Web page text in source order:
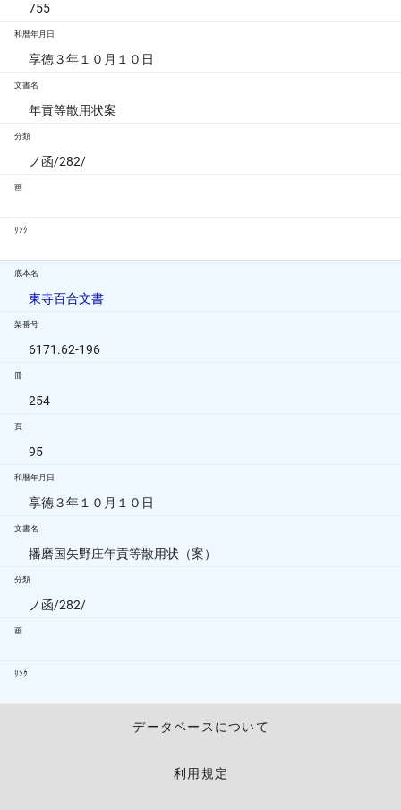
755
和暦年月日
享徳３年１０月１０日
文書名
年貢等散用状案
分類
ノ函/282/
画
ﾘﾝｸ
底本名
東寺百合文書
架番号
6171.62-196
冊
254
頁
95
和暦年月日
享徳３年１０月１０日
文書名
播磨国矢野庄年貢等散用状（案）
分類
ノ函/282/
画
ﾘﾝｸ
データベースについて
利用規定